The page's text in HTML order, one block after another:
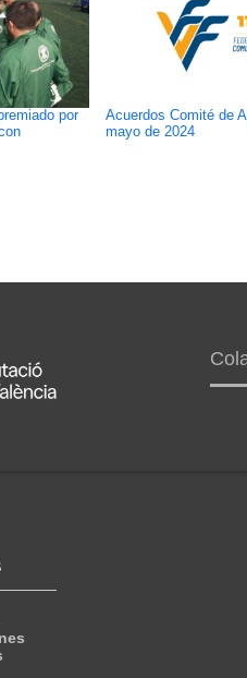
por
Acuerdos Comité de
mayo de 2024